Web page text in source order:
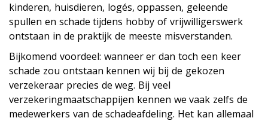
kinderen, huisdieren, logés, oppassen, geleende
spullen en schade tijdens hobby of vrijwilligerswerk
ontstaan in de praktijk de meeste misverstanden.
Bijkomend voordeel: wanneer er dan toch een keer
schade zou ontstaan kennen wij bij de gekozen
verzekeraar precies de weg. Bij veel
verzekeringmaatschappijen kennen we vaak zelfs de
medewerkers van de schadeafdeling. Het kan allemaal